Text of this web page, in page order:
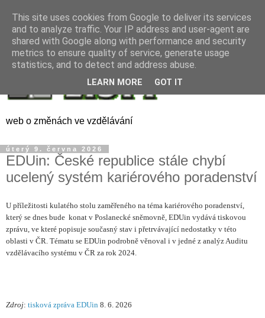
web o změnách ve vzdělávání
úterý 9. června 2026
EDUin: České republice stále chybí
ucelený systém kariérového poradenství
U příležitosti kulatého stolu zaměřeného na téma kariérového poradenství,
který se dnes bude konat v Poslanecké sněmovně, EDUin vydává tiskovou
zprávu, ve které popisuje současný stav i přetrvávající nedostatky v této
oblasti v ČR. Tématu se EDUin podrobně věnoval i v jedné z analýz Auditu
vzdělávacího systému v ČR za rok 2024.
Zdroj: tisková zpráva EDUin 8. 6. 2026
This site uses cookies from Google to deliver its services
and to analyze traffic. Your IP address and user-agent are
shared with Google along with performance and security
metrics to ensure quality of service, generate usage
statistics, and to detect and address abuse.
LEARN MORE GOT IT